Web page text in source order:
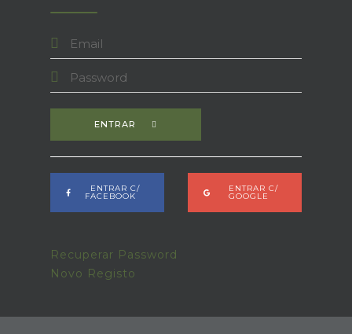
ENTRAR
ENTRAR C/
FACEBOOK
ENTRAR C/
GOOGLE
Recuperar Password
Novo Registo